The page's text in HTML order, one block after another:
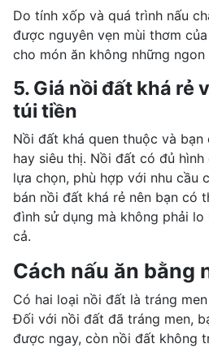
Do tính xốp và quá trình nấu
được nguyên vẹn mùi thơm
cho món ăn không những ngon
5. Giá nồi đất khá rẻ
túi tiền
Nồi đất khá quen thuộc và
hay siêu thị. Nồi đất có đủ
lựa chọn, phù hợp với nhu cầu
bán nồi đất khá rẻ nên bạn có
đình sử dụng mà không phải lo
cả.
Cách nấu ăn bằng
Có hai loại nồi đất là tráng
Đối với nồi đất đã tráng men,
được ngay, còn nồi đất không